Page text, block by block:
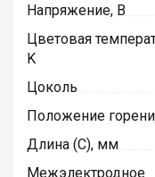
Напряжение, В
Цветовая
K
Цоколь
Положение
Длина (C), мм
Межэлектродное